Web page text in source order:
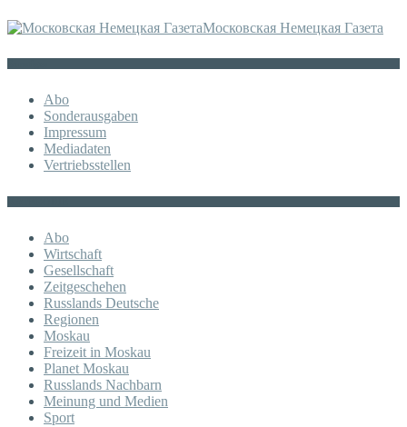
Московская Немецкая Газета
Abo
Sonderausgaben
Impressum
Mediadaten
Vertriebsstellen
Abo
Wirtschaft
Gesellschaft
Zeitgeschehen
Russlands Deutsche
Regionen
Moskau
Freizeit in Moskau
Planet Moskau
Russlands Nachbarn
Meinung und Medien
Sport